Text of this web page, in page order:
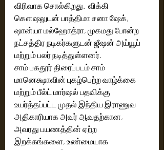
விரிவாக சொல்கிறது.  விக்கி
கௌஷலுடன் பாத்திமா சனா ஷேக்,
ஷான்யா மல்ஹோத்ரா, முகமது போன்ற
நட்சத்திர நடிகர்களுடன் ஜீஷன் அய்யூப்
மற்றும் பலர் நடித்துள்ளனர்.
சாம் பகதூர் திரைப்படம் சாம்
மானெக்ஷாவின் புகழ்பெற்ற வாழ்க்கை
மற்றும் பீல்ட் மார்ஷல் பதவிக்கு
உயர்த்தப்பட்ட முதல் இந்திய இராணுவ
அதிகாரியாக அவர் ஆவதற்கான,
அவரது பயணத்தின் ஏற்ற
இறக்கங்களை, உண்மையாக